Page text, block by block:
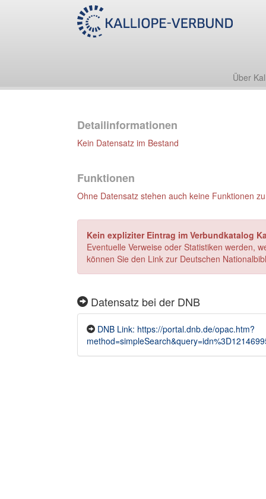
Über
Detailinformationen
Kein Datensatz im Bestand
Funktionen
Ohne Datensatz stehen auch keine Funktionen
Kein expliziter Eintrag im Verbundkatalog
Eventuelle Verweise oder Statistiken werden,
können Sie den Link zur Deutschen
Datensatz bei der DNB
DNB Link: https://portal.dnb.de/opac.htm?